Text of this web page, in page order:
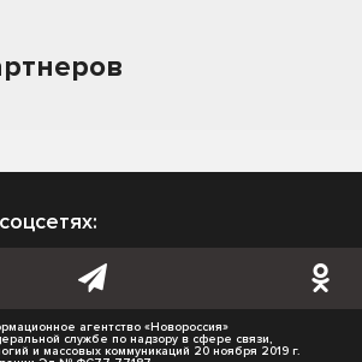
агентство «Новороссия»
службе по надзору в сфере связи,
и массовых коммуникаций 20 ноября 2019 г.